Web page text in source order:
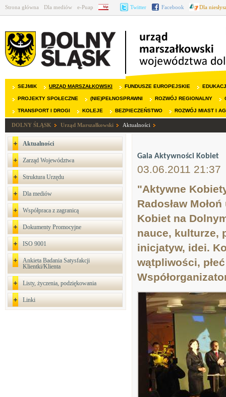
Strona główna Dla mediów e-Puap BIP Twitter Facebook Dla
SEJMIK URZĄD MARSZAŁKOWSKI FUNDUSZE EUROPEJSKIE
PROJEKTY SPOŁECZNE (NIE)PEŁNOSPRAWNI ROZWÓJ REGIONALNY
TRANSPORT I DROGI KOLEJE BEZPIECZEŃSTWO ROZWÓJ MIAST I
DOLNY ŚLĄSK Urząd Marszałkowski Aktualności
Aktualności
Zarząd Województwa
Struktura Urzędu
Dla mediów
Współpraca z zagranicą
Dokumenty Promocyjne
ISO 9001
Ankieta Badania Satysfakcji
Klientki/Klienta
Listy, życzenia, podziękowania
Linki
Gala Aktywności Kobiet
03.06.2011 21:37
"Aktywne
Radosław
Kobiet na
nauce, kulturze,
inicjatyw, idei.
wątpliwości,